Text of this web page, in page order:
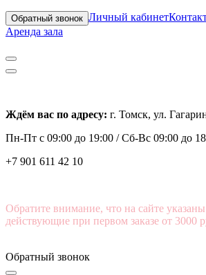
Обратный звонок Личный кабинет
Аренда зала
Ждём вас по адресу: г. Томск, ул.
Пн-Пт с 09:00 до 19:00 /Сб-Вс 09:00 до
+7 901 611 42 10
Обратите внимание, что на сайте
действующие при первом заказе от 3000
Обратный звонок